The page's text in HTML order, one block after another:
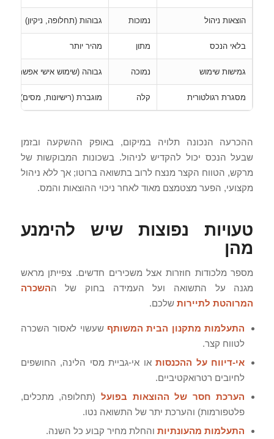
הוצאות ניהול נמוכות גבוהות (תחלופה, ניקיון)
בלאי הנכס מתון מהיר יותר
גמישות שימוש נמוכה גבוהה (שימוש אישי אפשרי)
מסגרת רגולטורית קלה מוגברת (רישיונות, מסים)
ההכרעה הנכונה תלויה במיקום, באופק ההשקעה ובזמן
שבעל הנכס יכול להקדיש לניהול. בשכונות המבוקשות של
מרקש, הטווח הקצר מנצח לרוב בתשואה ברוטו; אך ללא ניהול
מקצועי, הפער מצטמצם מאוד לאחר ניכוי ההוצאות והמס.
טעויות נפוצות שיש להימנע
מהן
מספר מלכודות חוזרות אצל משכירים חדשים. צפייתן מראש
מגנה על התשואה ועל העמידה בחוק של ההשכרה
המרוהטת לתיירותשלכם.
התעלמות מתקנון הבית המשותף שעשוי לאסור השכרה
לטווח קצר.
אי-דיווח על ההכנסותאו אי-גביית מסי הלינה, החושפים
לחיובים רטרואקטיביים.
הערכת חסר של ההוצאות בפועל (תחלופה, מתכלים,
פלטפורמות) והערכת יתר של התשואה נטו.
התעלמות מהעונתיותוהחלת מחיר קבוע כל השנה.